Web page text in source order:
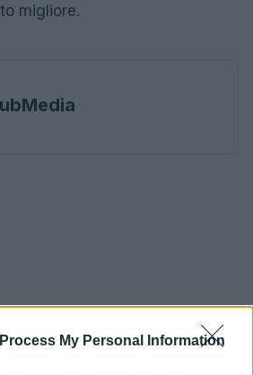
My Personal Information
migliore.